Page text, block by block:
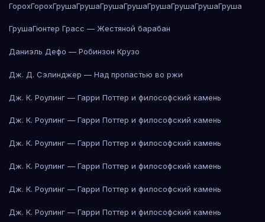
ГорохГорохГрушаГрушаГрушаГрушаГрушаГрушаГрушаГруша
ГрушаГюнтер Грасс — Жестяной барабан
Даниэль Дефо — Робинзон Крузо
Дж. Д. Сэлинджер — Над пропастью во ржи
Дж. К. Роулинг — Гарри Поттер и философский камень
Дж. К. Роулинг — Гарри Поттер и философский камень
Дж. К. Роулинг — Гарри Поттер и философский камень
Дж. К. Роулинг — Гарри Поттер и философский камень
Дж. К. Роулинг — Гарри Поттер и философский камень
Дж. К. Роулинг — Гарри Поттер и философский камень